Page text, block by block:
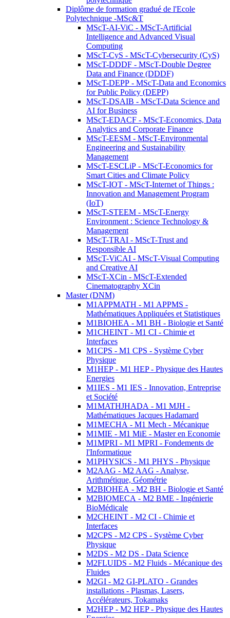
Diplôme de formation gradué de l'Ecole
Polytechnique -MSc&T
MScT-AI-ViC - MScT-Artificial
Intelligence and Advanced Visual
Computing
MScT-CyS - MScT-Cybersecurity (CyS)
MScT-DDDF - MScT-Double Degree
Data and Finance (DDDF)
MScT-DEPP - MScT-Data and Economics
for Public Policy (DEPP)
MScT-DSAIB - MScT-Data Science and
AI for Business
MScT-EDACF - MScT-Economics, Data
Analytics and Corporate Finance
MScT-EESM - MScT-Environmental
Engineering and Sustainability
Management
MScT-ESCLiP - MScT-Economics for
Smart Cities and Climate Policy
MScT-IOT - MScT-Internet of Things :
Innovation and Management Program
(IoT)
MScT-STEEM - MScT-Energy
Environment : Science Technology &
Management
MScT-TRAI - MScT-Trust and
Responsible AI
MScT-ViCAI - MScT-Visual Computing
and Creative AI
MScT-XCin - MScT-Extended
Cinematography XCin
Master (DNM)
M1APPMATH - M1 APPMS -
Mathématiques Appliquées et Statistiques
M1BIOHEA - M1 BH - Biologie et Santé
M1CHEINT - M1 CI - Chimie et
Interfaces
M1CPS - M1 CPS - Système Cyber
Physique
M1HEP - M1 HEP - Physique des Hautes
Energies
M1IES - M1 IES - Innovation, Entreprise
et Société
M1MATHJHADA - M1 MJH -
Mathématiques Jacques Hadamard
M1MECHA - M1 Mech - Mécanique
M1MIE - M1 MiE - Master en Economie
M1MPRI - M1 MPRI - Fondements de
l'Informatique
M1PHYSICS - M1 PHYS - Physique
M2AAG - M2 AAG - Analyse,
Arithmétique, Géométrie
M2BIOHEA - M2 BH - Biologie et Santé
M2BIOMECA - M2 BME - Ingénierie
BioMédicale
M2CHEINT - M2 CI - Chimie et
Interfaces
M2CPS - M2 CPS - Système Cyber
Physique
M2DS - M2 DS - Data Science
M2FLUIDS - M2 Fluids - Mécanique des
Fluides
M2GI - M2 GI-PLATO - Grandes
installations - Plasmas, Lasers,
Accélérateurs, Tokamaks
M2HEP - M2 HEP - Physique des Hautes